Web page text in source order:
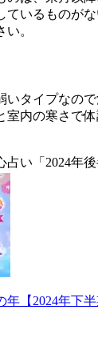
ているものが
。
いタイプなの
室内の寒さで
い「2024年
【2024年下半